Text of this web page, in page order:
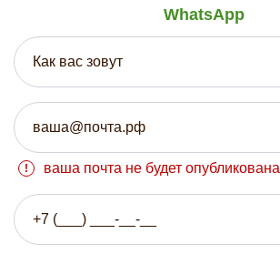
WhatsApp
ваша почта не будет опубликована